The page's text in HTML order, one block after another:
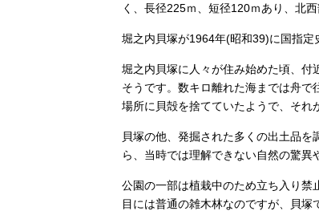
く、長径225ｍ、短径120ｍあり、北
堀之内貝塚が1964年(昭和39)に国指定
堀之内貝塚に人々が住み始めた頃、
そうです。数キロ離れた海までは舟
場所に貝殻を捨てていたようで、それ
貝塚の他、発掘された多くの出土品
ら、当時では理解できない自然の驚異
公園の一部は植栽中のため立ち入り禁
目には普通の雑木林なのですが、貝